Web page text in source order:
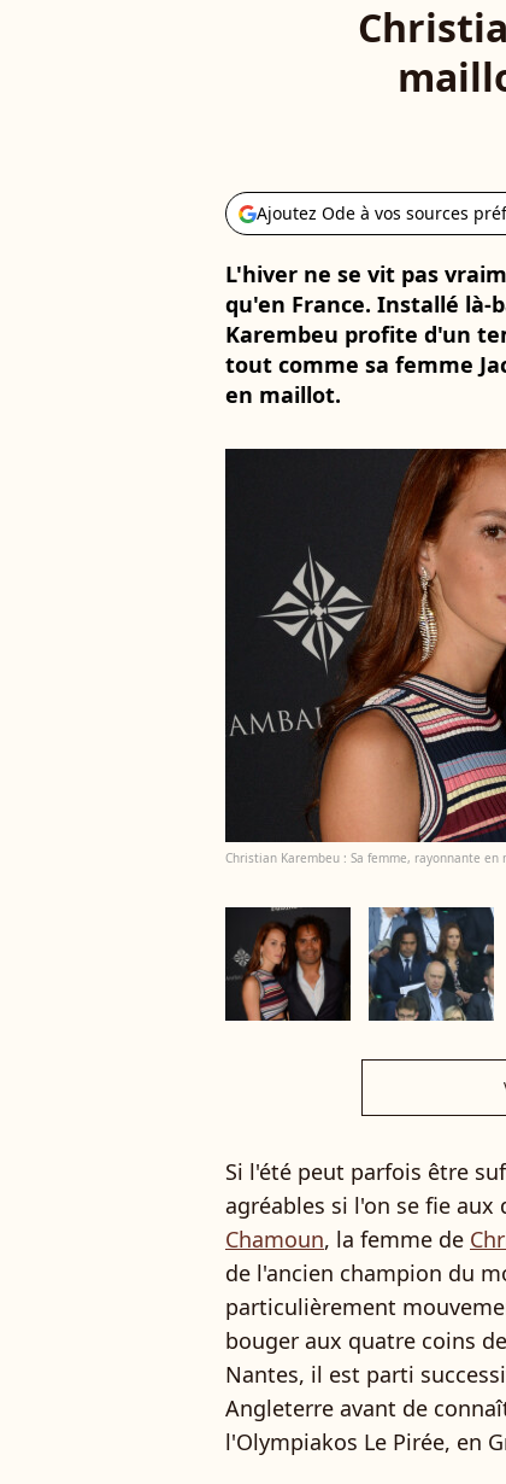
Ajoutez Ode à vos sources
L'hiver ne se vit pas
qu'en France. Installé là-
Karembeu profite d'un
tout comme sa femme
en maillot.
Christian Karembeu : Sa femme, rayonnante
Si l'été peut parfois être
agréables si l'on se fie
Chamoun, la femme de
de l'ancien champion du
particulièrement
bouger aux quatre coins
Nantes, il est parti
Angleterre avant de
l'Olympiakos Le Pirée, en